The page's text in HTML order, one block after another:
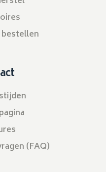
(FAQ)